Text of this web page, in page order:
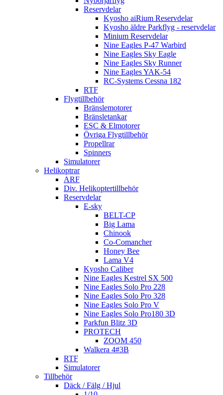
Reservdelar
Kyosho aiRium Reservdelar
Kyosho äldre Parkflyg - reservdelar
Minium Reservdelar
Nine Eagles P-47 Warbird
Nine Eagles Sky Eagle
Nine Eagles Sky Runner
Nine Eagles YAK-54
RC-Systems Cessna 182
RTF
Flygtillbehör
Bränslemotorer
Bränsletankar
ESC & Elmotorer
Övriga Flygtillbehör
Propellrar
Spinners
Simulatorer
Helikoptrar
ARF
Div. Helikoptertillbehör
Reservdelar
E-sky
BELT-CP
Big Lama
Chinook
Co-Comancher
Honey Bee
Lama V4
Kyosho Caliber
Nine Eagles Kestrel SX 500
Nine Eagles Solo Pro 228
Nine Eagles Solo Pro 328
Nine Eagles Solo Pro V
Nine Eagles Solo Pro180 3D
Parkfun Blitz 3D
PROTECH
ZOOM 450
Walkera 4#3B
RTF
Simulatorer
Tillbehör
Däck / Fälg / Hjul